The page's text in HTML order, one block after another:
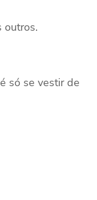
outros.
só se vestir de